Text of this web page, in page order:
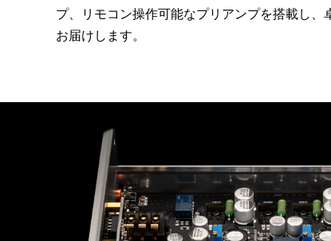
プ、リモコン操作可能なプリアンプを搭載し、
お届けします。